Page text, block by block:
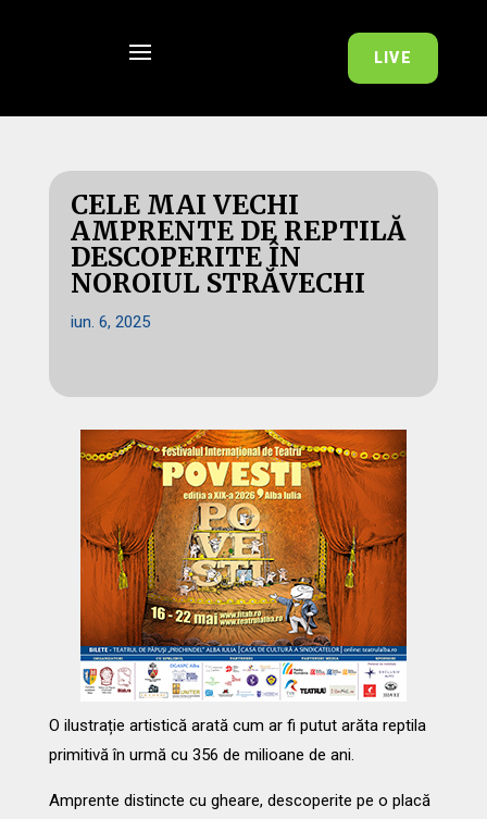
LIVE
CELE MAI VECHI
AMPRENTE DE REPTILĂ
DESCOPERITE ÎN
NOROIUL STRĂVECHI
iun. 6, 2025
O ilustrație artistică arată cum ar fi putut arăta reptila
primitivă în urmă cu 356 de milioane de ani.
Amprente distincte cu gheare, descoperite pe o placă